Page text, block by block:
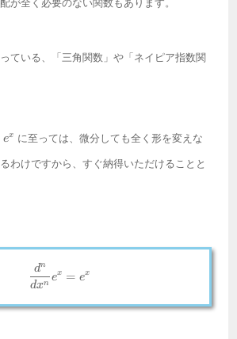
が全く必要のない関数もあります。
ている、「三角関数」や「ネイピア指数関
e^x
ex に至っては、微分しても全く形を変えな
わけですから、すぐ納得いただけることと
\frac{d^n}{dx^n}e^x = e^x
dxn
dn
ex = ex